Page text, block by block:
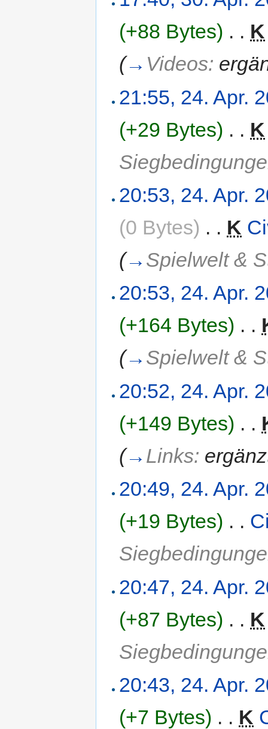
(+88 Bytes) . . K
(→ Videos:
21:55, 24. Apr.
(+29 Bytes) . . K
20:53, 24. Apr.
(0 Bytes) . . K
(→ Spielwelt &
20:53, 24. Apr.
(+164 Bytes) . .
(→ Spielwelt &
20:52, 24. Apr.
(+149 Bytes) . .
(→ Links:
20:49, 24. Apr.
(+19 Bytes) . .
20:47, 24. Apr.
(+87 Bytes) . . K
20:43, 24. Apr.
(+7 Bytes) . . K